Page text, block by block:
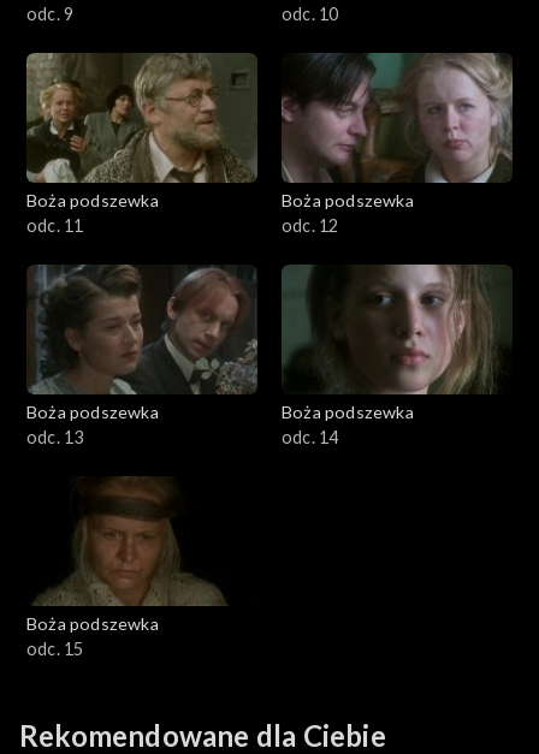
odc. 9
odc. 10
Boża podszewka
odc. 11
Boża podszewka
odc. 12
Boża podszewka
odc. 13
Boża podszewka
odc. 14
Boża podszewka
odc. 15
Rekomendowane dla Ciebie